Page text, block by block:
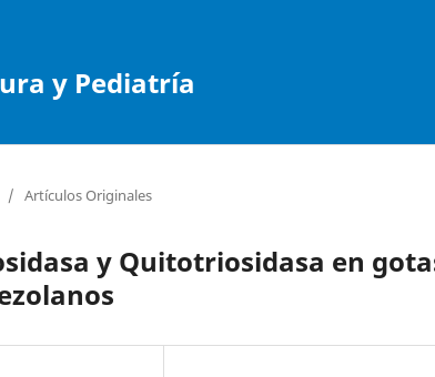
y Pediatría
/ Artículos Originales
y Quitotriosidasa en